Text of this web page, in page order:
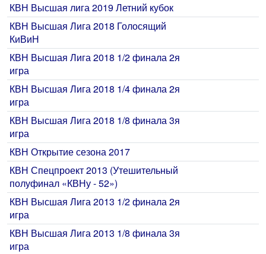
КВН Высшая лига 2019 Летний кубок
КВН Высшая Лига 2018 Голосящий
КиВиН
КВН Высшая Лига 2018 1/2 финала 2я
игра
КВН Высшая Лига 2018 1/4 финала 2я
игра
КВН Высшая Лига 2018 1/8 финала 3я
игра
КВН Открытие сезона 2017
КВН Спецпроект 2013 (Утешительный
полуфинал «КВНу - 52»)
КВН Высшая Лига 2013 1/2 финала 2я
игра
КВН Высшая Лига 2013 1/8 финала 3я
игра